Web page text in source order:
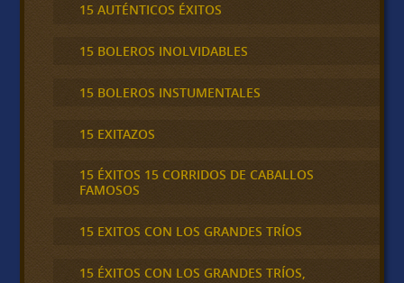
15 AUTÉNTICOS ÉXITOS
15 BOLEROS INOLVIDABLES
15 BOLEROS INSTUMENTALES
15 EXITAZOS
15 ÉXITOS 15 CORRIDOS DE CABALLOS
FAMOSOS
15 EXITOS CON LOS GRANDES TRÍOS
15 ÉXITOS CON LOS GRANDES TRÍOS,